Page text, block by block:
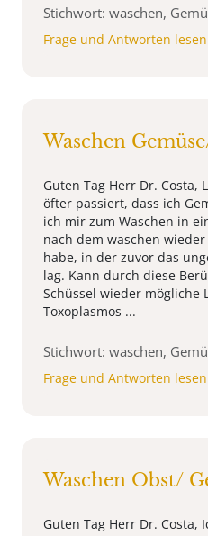
Stichwort: waschen,
Frage und Antworten lesen
Waschen
Guten Tag Herr Dr. Costa,
öfter passiert, dass ich
ich mir zum Waschen in
nach dem waschen
habe, in der zuvor das
lag. Kann durch diese
Schüssel wieder mögliche
Toxoplasmos ...
Stichwort: waschen,
Frage und Antworten lesen
Waschen Obst/
Guten Tag Herr Dr. Costa,